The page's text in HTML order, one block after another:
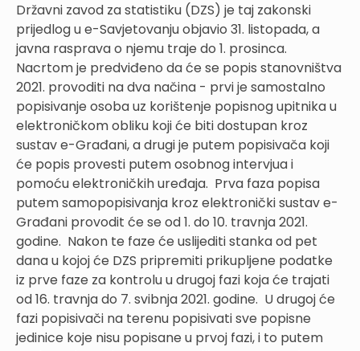
Državni zavod za statistiku (DZS) je taj zakonski
prijedlog u e-Savjetovanju objavio 31. listopada, a
javna rasprava o njemu traje do 1. prosinca.
Nacrtom je predviđeno da će se popis stanovništva
2021. provoditi na dva načina - prvi je samostalno
popisivanje osoba uz korištenje popisnog upitnika u
elektroničkom obliku koji će biti dostupan kroz
sustav e-Građani, a drugi je putem popisivača koji
će popis provesti putem osobnog intervjua i
pomoću elektroničkih uređaja. Prva faza popisa
putem samopopisivanja kroz elektronički sustav e-
Građani provodit će se od 1. do 10. travnja 2021.
godine. Nakon te faze će uslijediti stanka od pet
dana u kojoj će DZS pripremiti prikupljene podatke
iz prve faze za kontrolu u drugoj fazi koja će trajati
od 16. travnja do 7. svibnja 2021. godine. U drugoj će
fazi popisivači na terenu popisivati sve popisne
jedinice koje nisu popisane u prvoj fazi, i to putem